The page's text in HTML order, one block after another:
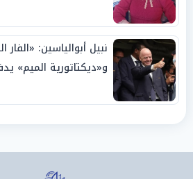
نبيل أبوالياسين:
و«ديكتاتورية الميم»